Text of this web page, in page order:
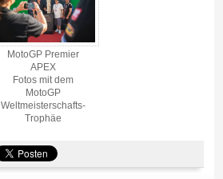
MotoGP Premier
APEX
Fotos mit dem
MotoGP
Weltmeisterschafts-
Trophäe